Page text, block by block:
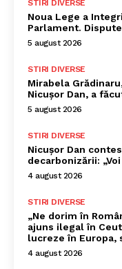
STIRI DIVERSE
Noua Lege a
Parlament.
5 august 2026
STIRI DIVERSE
Mirabela
Nicușor Dan, a
5 august 2026
STIRI DIVERSE
Nicușor Dan
decarbonizării:
4 august 2026
STIRI DIVERSE
„Ne dorim în
ajuns ilegal în
lucreze în Europa,
4 august 2026